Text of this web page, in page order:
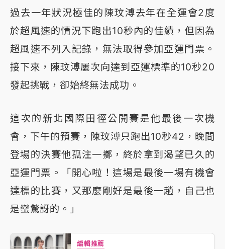
過去一年狀況極佳的陳玟溥去年在全運會2度
於超風速的情況下跑出10秒內的佳績，但因為
超風速不列入記錄，無法取得參加亞運門票。
接下來，陳玟溥屢次向達到亞運標準的10秒20
發起挑戰，卻始終無法成功。
這次的新北國際田徑公開賽是他最後一次機
會，下午的預賽，陳玟溥只跑出10秒42，晚間
登場的決賽他孤注一擲，終於拿到渴望已久的
亞運門票。「開心啦！這場是最後一場有機會
達標的比賽，又那麼剛好是最後一趟，自己也
是蠻驚訝的。」
編輯推薦